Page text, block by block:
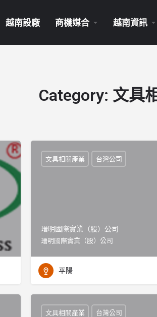
越南設廠 商機媒合 越南資訊
Category: 文具
瑨明國際實業（股）公司
瑨明國際實業（股）公司
文具相關產業 台灣公司
平陽
文具相關產業 台灣公司